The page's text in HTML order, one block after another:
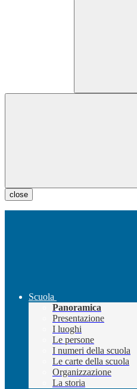
close
Scuola
Panoramica
Presentazione
I luoghi
Le persone
I numeri della scuola
Le carte della scuola
Organizzazione
La storia